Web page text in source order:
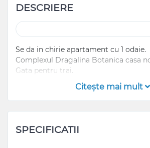
DESCRIERE
Se da in chirie apartament cu 1 odaie.
Complexul Dragalina Botanica casa
Gata pentru trai.
Citeşte mai mult
SPECIFICATII